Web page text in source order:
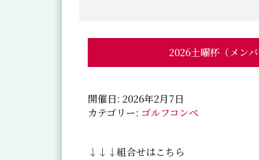
2026土曜杯（メン
開催日: 2026年2月7日
カテゴリー: ゴルフコンペ
↓↓↓組合せはこちら